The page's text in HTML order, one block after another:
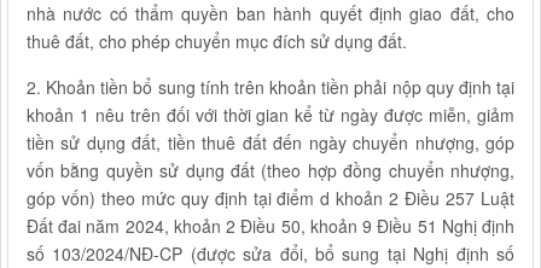
nhà nước có thẩm quyền ban hành quyết định giao đất, cho
thuê đất, cho phép chuyển mục đích sử dụng đất.
2. Khoản tiền bổ sung tính trên khoản tiền phải nộp quy định tại
khoản 1 nêu trên đối với thời gian kể từ ngày được miễn, giảm
tiền sử dụng đất, tiền thuê đất đến ngày chuyển nhượng, góp
vốn bằng quyền sử dụng đất (theo hợp đồng chuyển nhượng,
góp vốn) theo mức quy định tại điểm d khoản 2 Điều 257 Luật
Đất đai năm 2024, khoản 2 Điều 50, khoản 9 Điều 51 Nghị định
số 103/2024/NĐ-CP (được sửa đổi, bổ sung tại Nghị định số